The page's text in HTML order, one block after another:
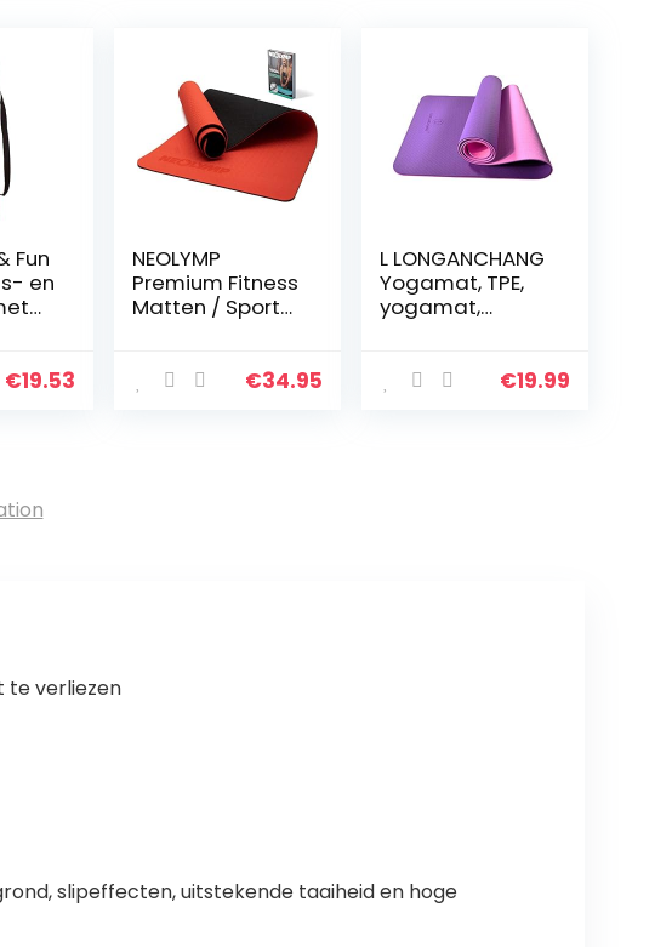
Fun
en
€19.53
NEOLYMP
Premium Fitness
Matten / Sport
€34.95
L LONGANCHANG
Yogamat, TPE,
yogamat,
fitnessmat,
€19.99
te verliezen
slipeffecten, uitstekende taaiheid en hoge